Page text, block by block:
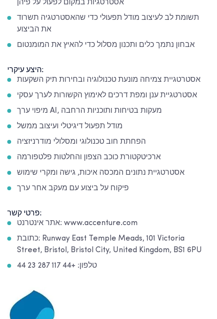
אסטרטגיות במקום לפעול על פיהן
תשומת לב לעיצוב מודל תפעולי כדי שהאסטרטגיה תשרוד
את הביצוע
אבחון נתמך כלים ותכנון מסלול כדי להאיץ את המומנטום
היצע עיקרי:
אסטרטגיית צמיחה מונעת טכנולוגיה ובחירות תיק השקעות
אסטרטגיית ענן ומפת דרכים לאימוץ הקשורות לערך עסקי
מיפוי ערך AI, מעקות בטיחות ותוכניות הרחבה
מודל תפעול דיגיטלי ועיצוב ממשל
הפחתת חוב טכנולוגי ומסלולי מודרניזציה
ארכיטקטורת כוכב הצפון והחלטות פלטפורמה
אסטרטגיית נתונים המכסה איכות, גישה ומקרי שימוש
פיקוח על ביצוע עם מעקב אחר ערך
פרטי קשר:
אתר אינטרנט: www.accenture.com
כתובת: Runway East Temple Meads, 101 Victoria
Street, Bristol, Bristol City, United Kingdom, BS1 6PU
טלפון: +44 117 287 23 44